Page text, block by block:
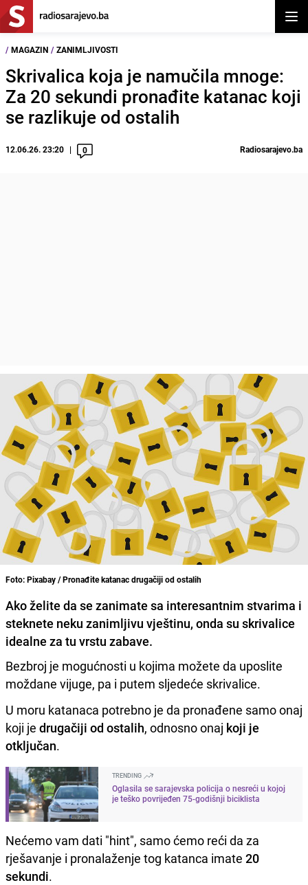
/ MAGAZIN / ZANIMLJIVOSTI
Skrivalica koja je namučila mnoge:
Za 20 sekundi pronađite katanac koji
se razlikuje od ostalih
12.06.26. 23:20 0 Radiosarajevo.ba
Foto: Pixabay / Pronađite katanac drugačiji od ostalih
Ako želite da se zanimate sa interesantnim stvarima i
steknete neku zanimljivu vještinu, onda su skrivalice
idealne za tu vrstu zabave.
Bezbroj je mogućnosti u kojima možete da uposlite
moždane vijuge, pa i putem sljedeće skrivalice.
U moru katanaca potrebno je da pronađene samo onaj
koji je drugačiji od ostalih, odnosno onaj koji je
otključan.
TRENDING
Oglasila se sarajevska policija o nesreći u kojoj
je teško povrijeđen 75-godišnji biciklista
Nećemo vam dati "hint", samo ćemo reći da za
rješavanje i pronalaženje tog katanca imate 20
sekundi.